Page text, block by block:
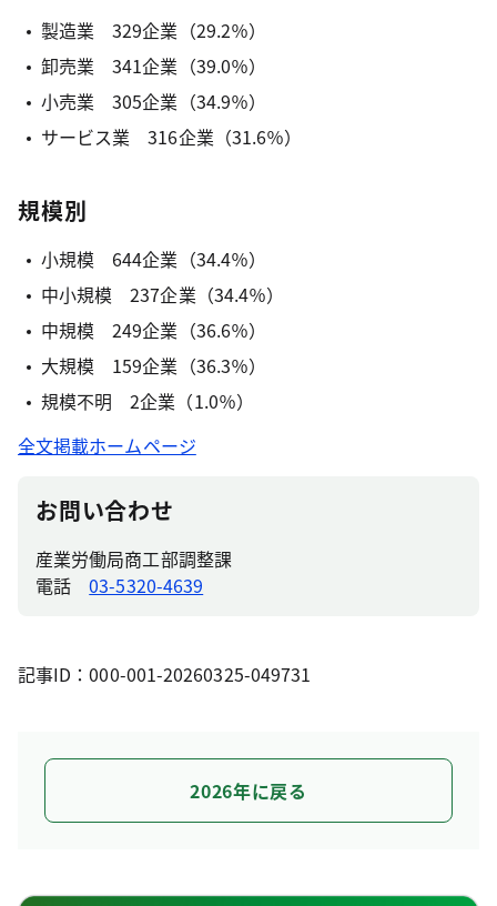
製造業 329企業（29.2％）
卸売業 341企業（39.0％）
小売業 305企業（34.9％）
サービス業 316企業（31.6％）
規模別
小規模 644企業（34.4％）
中小規模 237企業（34.4％）
中規模 249企業（36.6％）
大規模 159企業（36.3％）
規模不明 2企業（1.0％）
全文掲載ホームページ
お問い合わせ
産業労働局商工部調整課
電話03-5320-4639
記事ID：000-001-20260325-049731
2026年に戻る